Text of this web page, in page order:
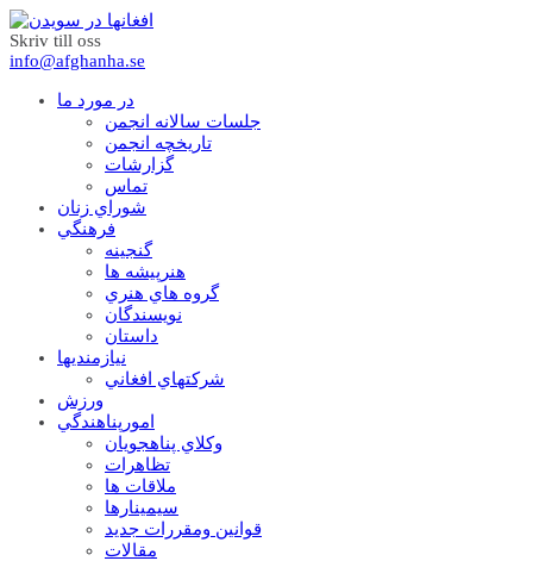
Skriv till oss
info@afghanha.se
در مورد ما
جلسات سالانه انجمن
تاریخچه انجمن
گزارشات
تماس
شوراي زنان
فرهنگي
گنجينه
هنرپيشه ها
گروه هاي هنري
نويسندگان
داستان
نيازمنديها
شرکتهاي افغاني
ورزش
امورپناهندگي
وکلاي پناهجويان
تظاهرات
ملاقات ها
سيمينارها
قوانين ومقررات جديد
مقالات